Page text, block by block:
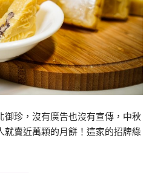
御珍，沒有廣告也沒有宣傳，中秋
就賣近萬顆的月餅！這家的招牌綠